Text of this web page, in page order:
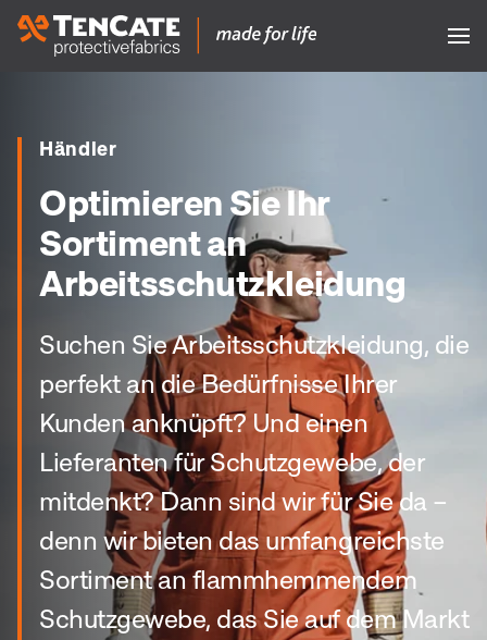
Händler
Optimieren Sie Ihr
Sortiment an
Arbeitsschutzkleidung
Suchen Sie Arbeitsschutzkleidung, die
perfekt an die Bedürfnisse Ihrer
Kunden anknüpft? Und einen
Lieferanten für Schutzgewebe, der
mitdenkt? Dann sind wir für Sie da –
denn wir bieten das umfangreichste
Sortiment an flammhemmendem
Schutzgewebe, das Sie auf dem Markt